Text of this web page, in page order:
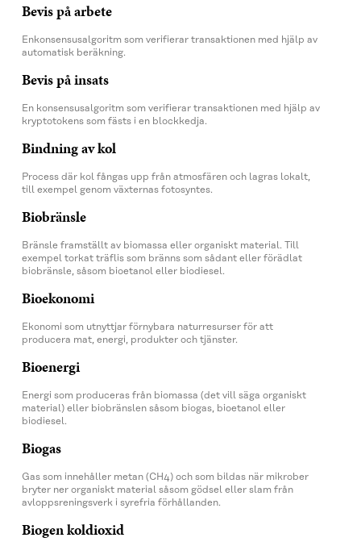
Bevis på arbete
Enkonsensusalgoritm som verifierar transaktionen med hjälp av
automatisk beräkning.
Bevis på insats
En konsensusalgoritm som verifierar transaktionen med hjälp av
kryptotokens som fästs i en blockkedja.
Bindning av kol
Process där kol fångas upp från atmosfären och lagras lokalt,
till exempel genom växternas fotosyntes.
Biobränsle
Bränsle framställt av biomassa eller organiskt material. Till
exempel torkat träflis som bränns som sådant eller förädlat
biobränsle, såsom bioetanol eller biodiesel.
Bioekonomi
Ekonomi som utnyttjar förnybara naturresurser för att
producera mat, energi, produkter och tjänster.
Bioenergi
Energi som produceras från biomassa (det vill säga organiskt
material) eller biobränslen såsom biogas, bioetanol eller
biodiesel.
Biogas
Gas som innehåller metan (CH4) och som bildas när mikrober
bryter ner organiskt material såsom gödsel eller slam från
avloppsreningsverk i syrefria förhållanden.
Biogen koldioxid